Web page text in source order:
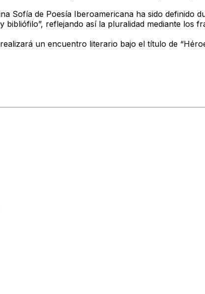
Sofía de Poesía Iberoamericana ha sido
reflejando así la pluralidad mediante los
un encuentro literario bajo el título de